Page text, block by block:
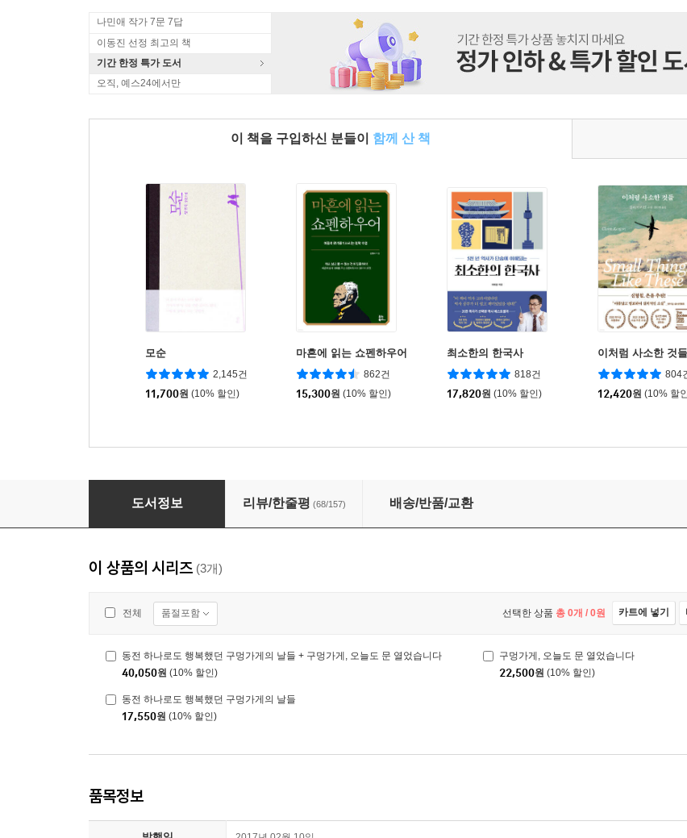
나민애 작가 7문 7답
이동진 선정 최고의 책
기간 한정 특가 도서
오직, 예스24에서만
이 책을 구입하신 분들이 함께 산 책
모순
2,145건
11,700원 (10% 할인)
마흔에 읽는 쇼펜하우어
862건
15,300원 (10% 할인)
최소한의 한국사
818건
17,820원 (10% 할인)
이처럼 사소한 것들
804
12,420원 (10% 할
동전 하나로도 행복했던 구멍가게의 날들
도서정보 리뷰/한줄평 (68/157) 배송/반품/교환
이 상품의 시리즈 (3개)
전체 품절포함 선택한 상품 총 0개 / 0원 카트에 넣기
동전 하나로도 행복했던 구멍가게의 날들 + 구멍가게, 오늘도 문 열었습니다
40,050원 (10% 할인)
구멍가게, 오늘도 문 열었습니다
22,500원 (10% 할인)
동전 하나로도 행복했던 구멍가게의 날들
17,550원 (10% 할인)
품목정보